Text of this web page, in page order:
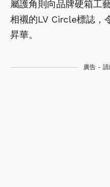
屬護角則向品牌硬箱工
相襯的LV Circle標誌，
昇華。
廣告 - 請